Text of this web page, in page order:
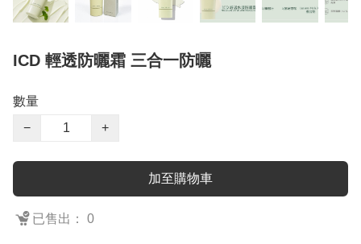
ICD 輕透防曬霜 三合一防曬
數量
−
+
加至購物車
已售出： 0